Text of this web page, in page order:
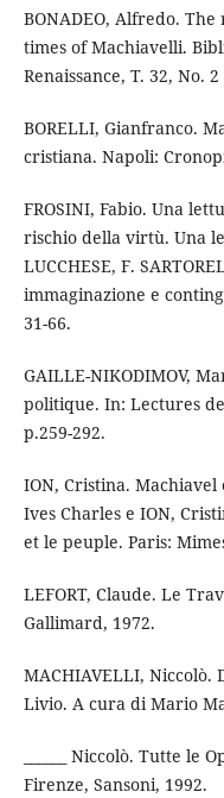
BONADEO, Alfredo.
times of Machiavelli.
Renaissance, T. 32, No.
BORELLI, Gianfranco.
cristiana. Napoli:
FROSINI, Fabio. Una
rischio della virtù. Una
LUCCHESE, F.
immaginazione e
31-66.
GAILLE-NIKODIMOV,
politique. In: Lectures
p.259-292.
ION, Cristina. Machiavel
Ives Charles e ION,
et le peuple. Paris:
LEFORT, Claude. Le
Gallimard, 1972.
MACHIAVELLI, Niccolò.
Livio. A cura di Mario
______ Niccolò. Tutte
Firenze, Sansoni, 1992.